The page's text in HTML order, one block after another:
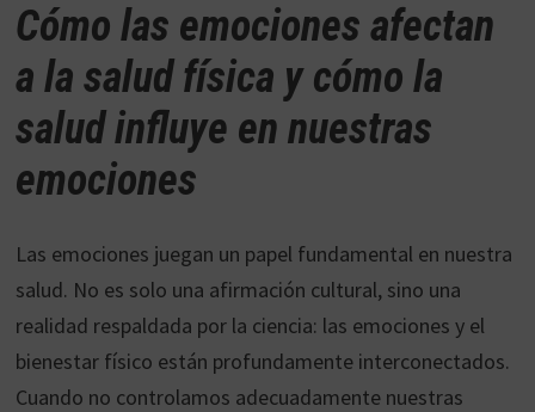
Cómo las emociones afectan
a la salud física y cómo la
salud influye en nuestras
emociones
Las emociones juegan un papel fundamental en nuestra
salud. No es solo una afirmación cultural, sino una
realidad respaldada por la ciencia: las emociones y el
bienestar físico están profundamente interconectados.
Cuando no controlamos adecuadamente nuestras